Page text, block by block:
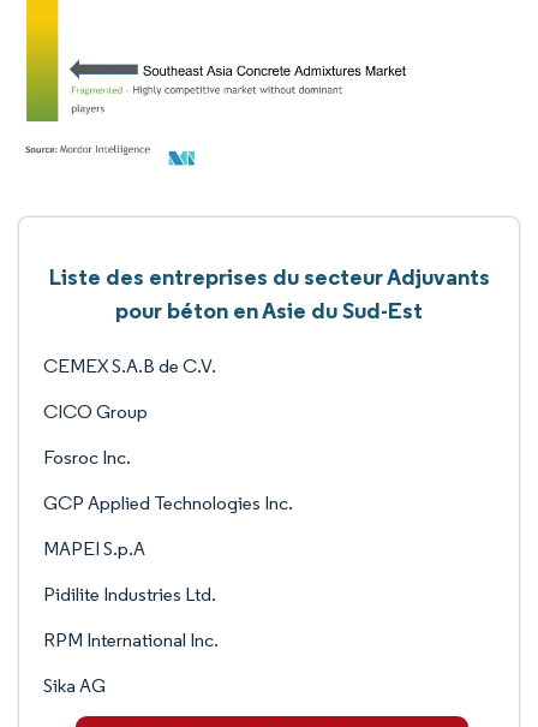
Liste des entreprises du secteur Adjuvants
pour béton en Asie du Sud-Est
CEMEX S.A.B de C.V.
CICO Group
Fosroc Inc.
GCP Applied Technologies Inc.
MAPEI S.p.A
Pidilite Industries Ltd.
RPM International Inc.
Sika AG